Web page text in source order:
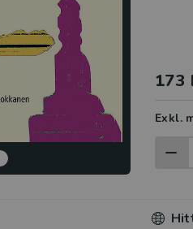
173
Exkl.